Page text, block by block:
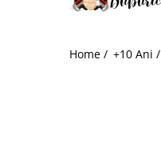
ConstrucțiiHome / +10 Ani /